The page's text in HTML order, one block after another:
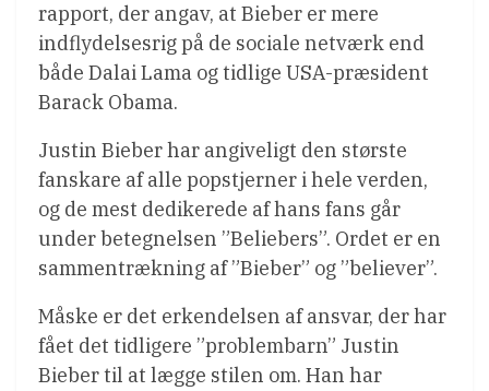
rapport, der angav, at Bieber er mere
indflydelsesrig på de sociale netværk end
både Dalai Lama og tidlige USA-præsident
Barack Obama.
Justin Bieber har angiveligt den største
fanskare af alle popstjerner i hele verden,
og de mest dedikerede af hans fans går
under betegnelsen ”Beliebers”. Ordet er en
sammentrækning af ”Bieber” og ”believer”.
Måske er det erkendelsen af ansvar, der har
fået det tidligere ”problembarn” Justin
Bieber til at lægge stilen om. Han har